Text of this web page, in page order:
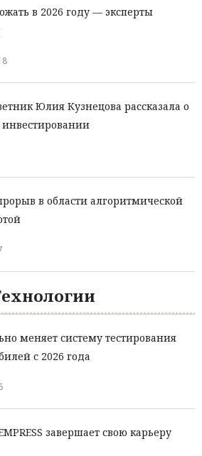
в 2026 году — эксперты
Юлия Кузнецова рассказала о
в области алгоритмической
меняет систему тестирования
с 2026 года
завершает свою карьеру